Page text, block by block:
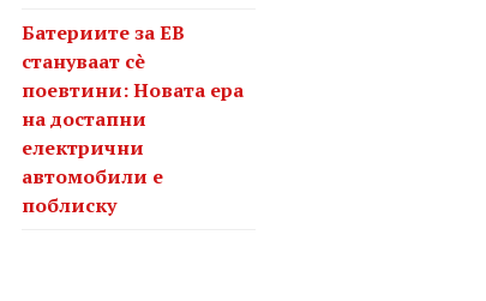
Батериите за ЕВ
стануваат сè
поевтини: Новата ера
на достапни
електрични
автомобили е
поблиску